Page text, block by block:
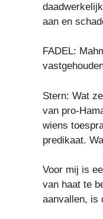
aan en
FADEL:
Stern: Wat
van pro-
wiens
predikaat.
Voor mij is
van haat te
aanvallen, is